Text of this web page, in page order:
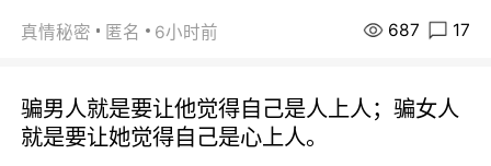
真情秘密 匿名 6小时前 687 17
骗男人就是要让他觉得自己是人上人；骗女人
就是要让她觉得自己是心上人。